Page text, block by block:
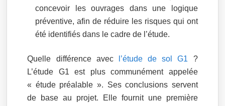
concevoir les ouvrages dans une logique
préventive, afin de réduire les risques qui ont
été identifiés dans le cadre de l’étude.
Quelle différence avec l’étude de sol G1 ?
L’étude G1 est plus communément appelée
« étude préalable ». Ses conclusions servent
de base au projet. Elle fournit une première